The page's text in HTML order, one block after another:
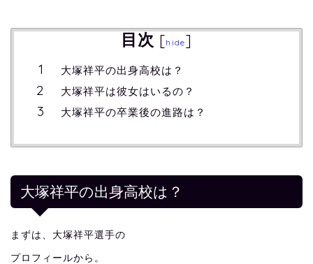
目次 [hide]
大塚祥平の出身高校は？
大塚祥平は彼女はいるの？
大塚祥平の卒業後の進路は？
大塚祥平の出身高校は？
まずは、大塚祥平選手の
プロフィールから。